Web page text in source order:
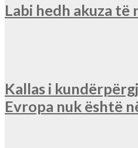
Labi hedh akuza të
Kallas i
Evropa nuk është